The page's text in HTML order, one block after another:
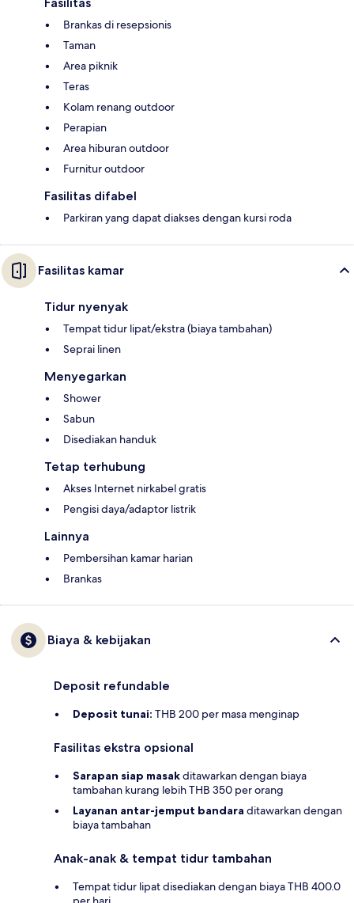
Brankas di resepsionis
Taman
Area piknik
Teras
Kolam renang outdoor
Perapian
Area hiburan outdoor
Furnitur outdoor
Fasilitas difabel
Parkiran yang dapat diakses dengan kursi roda
Fasilitas kamar
Tidur nyenyak
Tempat tidur lipat/ekstra (biaya tambahan)
Seprai linen
Menyegarkan
Shower
Sabun
Disediakan handuk
Tetap terhubung
Akses Internet nirkabel gratis
Pengisi daya/adaptor listrik
Lainnya
Pembersihan kamar harian
Brankas
Biaya & kebijakan
Deposit refundable
Deposit tunai: THB 200 per masa menginap
Fasilitas ekstra opsional
Sarapan siap masakditawarkan dengan biaya
tambahan kurang lebih THB 350 per orang
Layanan antar-jemput bandara ditawarkan dengan
biaya tambahan
Anak-anak & tempat tidur tambahan
Tempat tidur lipat disediakan dengan biaya THB 400.0